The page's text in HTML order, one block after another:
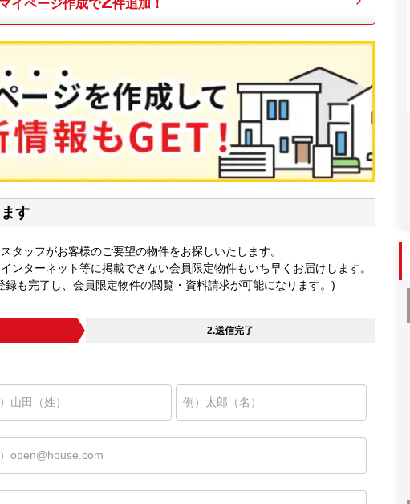
マイページ作成で 件追加！
す
タッフがお客様のご要望の物件をお探しいたします。
ンターネット等に掲載できない会員限定物件もいち早くお届けします。
も完了し、会員限定物件の閲覧・資料請求が可能になります。)
2.送信完了